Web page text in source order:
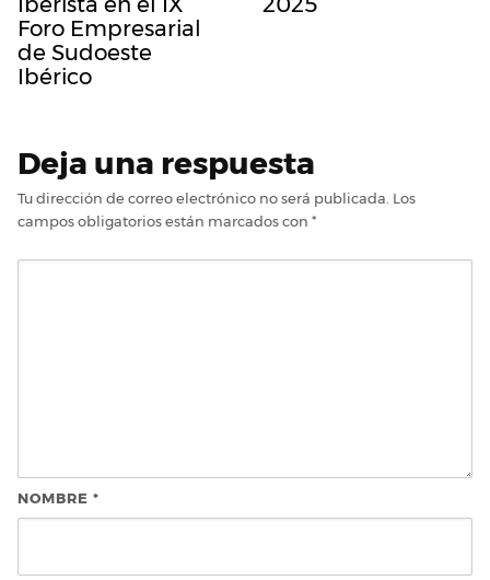
Foro Empresarial
de Sudoeste
Ibérico
Deja una respuesta
Tu dirección de correo electrónico no será publicada. Los
campos obligatorios están marcados con *
NOMBRE *